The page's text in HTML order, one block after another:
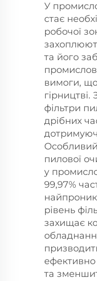
У
стає
робочої
та його
вимоги, що
фільтри
дрібних
Особливий
пилової
у
99,97%
рівень
захищає
та